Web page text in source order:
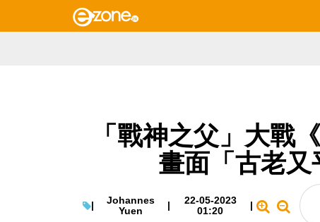
「戰神之父」大戰
畫面「古老
|
Johannes
Yuen
|
22-05-2023
01:20
|